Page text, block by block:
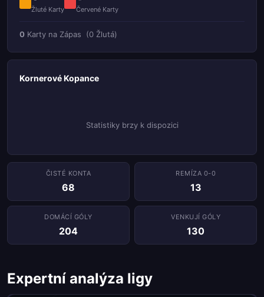
Žluté Karty Červené Karty
0 Karty na Zápas (0 Žlutá)
Kornerové Kopance
Statistiky brzy k dispozici
ČISTÉ KONTA
68
REMÍZA 0-0
13
DOMÁCÍ GÓLY
204
VENKUJÍ GÓLY
130
Expertní analýza ligy